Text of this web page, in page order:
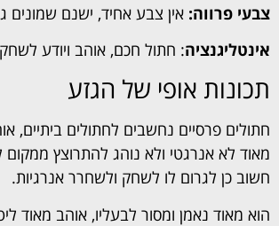
צבעי פרווה: אין צבע אחיד, ישנם שמונים
אינטליגנציה: חתול חכם, אוהב ויודע
תכונות אופי של הגזע
חתולים פרסיים נחשבים לחתולים ביתיים,
מאוד לא אנרגטי ולא נוהג להתרוצץ
חשוב כן לגרום לו לשחק ולשחרר אנרגיות.
הוא מאוד נאמן ומסור לבעליו, אוהב מאוד